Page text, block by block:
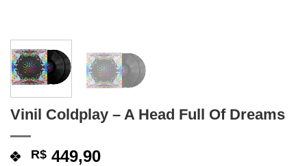
Vinil Coldplay – A Head Full Of Dreams
R$ 449,90